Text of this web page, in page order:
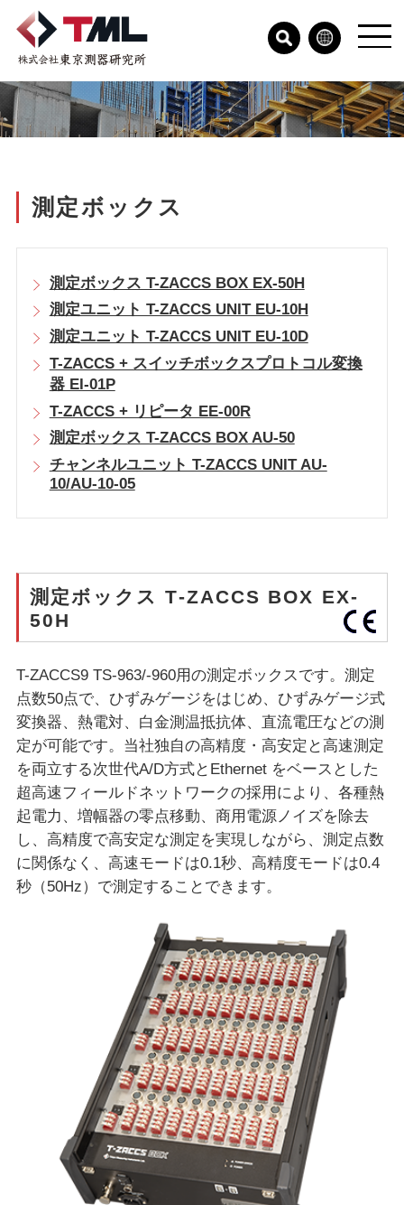
測定ボックス
測定ボックス T-ZACCS BOX EX-50H
測定ユニット T-ZACCS UNIT EU-10H
測定ユニット T-ZACCS UNIT EU-10D
T-ZACCS + スイッチボックスプロトコル変換
器 EI-01P
T-ZACCS + リピータ EE-00R
測定ボックス T-ZACCS BOX AU-50
チャンネルユニット T-ZACCS UNIT AU-
10/AU-10-05
測定ボックス T-ZACCS BOX EX-
50H
T-ZACCS9 TS-963/-960用の測定ボックスです。測定
点数50点で、ひずみゲージをはじめ、ひずみゲージ式
変換器、熱電対、白金測温抵抗体、直流電圧などの測
定が可能です。当社独自の高精度・高安定と高速測定
を両立する次世代A/D方式とEthernet をベースとした
超高速フィールドネットワークの採用により、各種熱
起電力、増幅器の零点移動、商用電源ノイズを除去
し、高精度で高安定な測定を実現しながら、測定点数
に関係なく、高速モードは0.1秒、高精度モードは0.4
秒（50Hz）で測定することできます。